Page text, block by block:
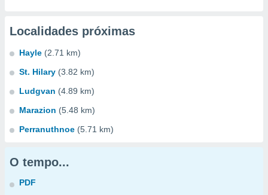
Localidades próximas
Hayle (2.71 km)
St. Hilary (3.82 km)
Ludgvan (4.89 km)
Marazion (5.48 km)
Perranuthnoe (5.71 km)
O tempo...
PDF